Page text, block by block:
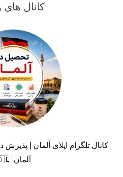
کانال های
کانال تلگرام اپلای آلمان |
آلمان 🇩🇪